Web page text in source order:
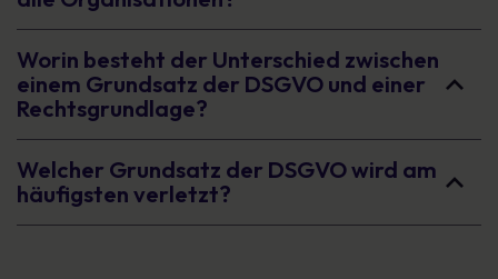
Worin besteht der Unterschied zwischen
einem Grundsatz der DSGVO und einer
Rechtsgrundlage?
Welcher Grundsatz der DSGVO wird am
häufigsten verletzt?